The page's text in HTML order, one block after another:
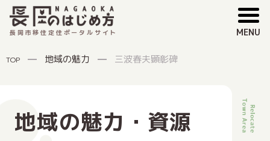
長岡市移住定住ポータルサイト MENU
TOP 地域の魅力 三波春夫顕彰碑
地域の魅力・資源